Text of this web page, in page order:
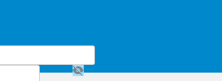
visibility_off